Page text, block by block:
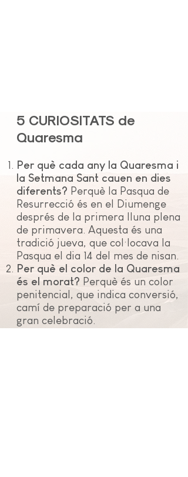
5 CURIOSITATS de
Quaresma
Per què cada any la Quaresma i
la Setmana Sant cauen en dies
diferents? Perquè la Pasqua de
Resurrecció és en el Diumenge
després de la primera lluna plena
de primavera. Aquesta és una
tradició jueva, que col·locava la
Pasqua el dia 14 del mes de nisan.
Per què el color de la Quaresma
és el morat? Perquè és un color
penitencial, que indica conversió,
camí de preparació per a una
gran celebració.